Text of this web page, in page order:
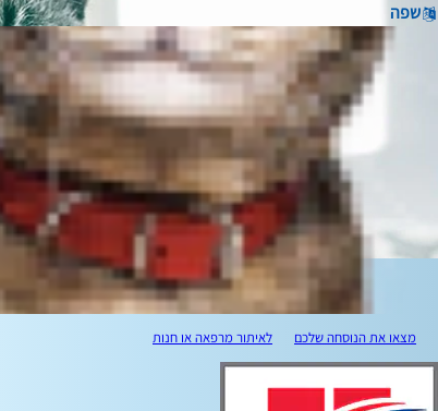
שפה
מצאו את הנוסחה שלכם לאיתור מרפאה או חנות